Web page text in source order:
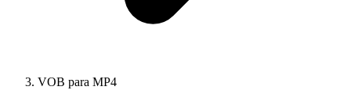
VOB para MP4